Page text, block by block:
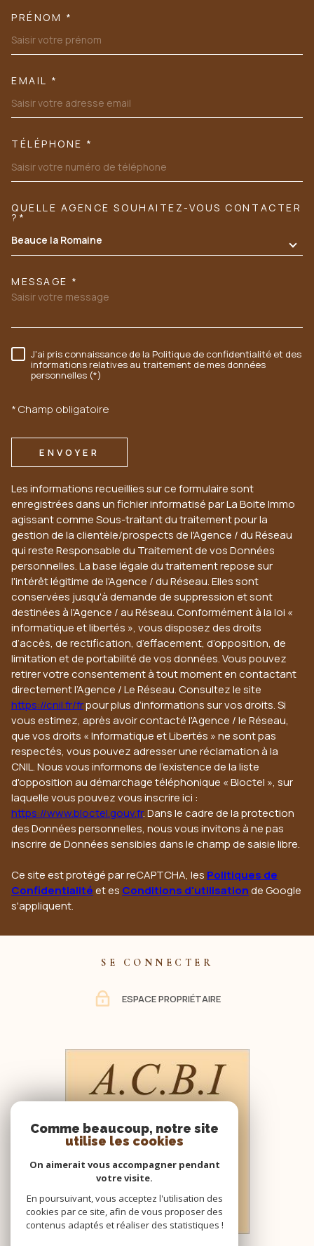
PRÉNOM *
EMAIL *
TÉLÉPHONE *
TRAD_MELTEM_VOREDEMANDE
QUELLE AGENCE SOUHAITEZ-VOUS CONTACTER
?*
Beauce la Romaine
MESSAGE *
RÈGLEMENTATION
J'ai pris connaissance de la Politique de confidentialité et des
informations relatives au traitement de mes données
personnelles (*)
* Champ obligatoire
ENVOYER
Les informations recueillies sur ce formulaire sont
enregistrées dans un fichier informatisé par La Boite Immo
agissant comme Sous-traitant du traitement pour la
gestion de la clientèle/prospects de l'Agence / du Réseau
qui reste Responsable du Traitement de vos Données
personnelles. La base légale du traitement repose sur
l'intérêt légitime de l'Agence / du Réseau. Elles sont
conservées jusqu'à demande de suppression et sont
destinées à l'Agence / au Réseau. Conformément à la loi «
informatique et libertés », vous disposez des droits
d’accès, de rectification, d’effacement, d’opposition, de
limitation et de portabilité de vos données. Vous pouvez
retirer votre consentement à tout moment en contactant
directement l’Agence / Le Réseau. Consultez le site
https://cnil.fr/frpour plus d’informations sur vos droits. Si
vous estimez, après avoir contacté l'Agence / le Réseau,
que vos droits « Informatique et Libertés » ne sont pas
respectés, vous pouvez adresser une réclamation à la
CNIL. Nous vous informons de l’existence de la liste
d'opposition au démarchage téléphonique « Bloctel », sur
laquelle vous pouvez vous inscrire ici :
https://www.bloctel.gouv.fr. Dans le cadre de la protection
des Données personnelles, nous vous invitons à ne pas
inscrire de Données sensibles dans le champ de saisie libre.
Ce site est protégé par reCAPTCHA, les Politiques de
Confidentialitéet es Conditions d'utilisationde Google
s'appliquent.
SE CONNECTER
ESPACE PROPRIÉTAIRE
Comme beaucoup, notre site
utilise les cookies
On aimerait vous accompagner pendant
votre visite.
En poursuivant, vous acceptez l'utilisation des
cookies par ce site, afin de vous proposer des
contenus adaptés et réaliser des statistiques !